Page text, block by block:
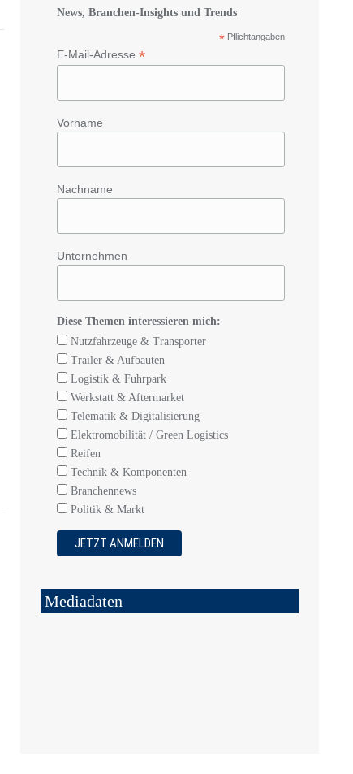
News, Branchen-Insights und Trends
* Pflichtangaben
E-Mail-Adresse *
Vorname
Nachname
Unternehmen
Diese Themen interessieren mich:
Nutzfahrzeuge & Transporter
Trailer & Aufbauten
Logistik & Fuhrpark
Werkstatt & Aftermarket
Telematik & Digitalisierung
Elektromobilität / Green Logistics
Reifen
Technik & Komponenten
Branchennews
Politik & Markt
Mediadaten